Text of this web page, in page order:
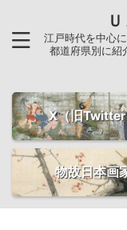
江戸時代を中心
都道府県別に紹
X（旧
物故日本画